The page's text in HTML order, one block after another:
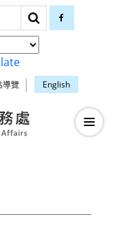
搜尋 facebook
導覽 English
華梵大學智慧
—
—
—